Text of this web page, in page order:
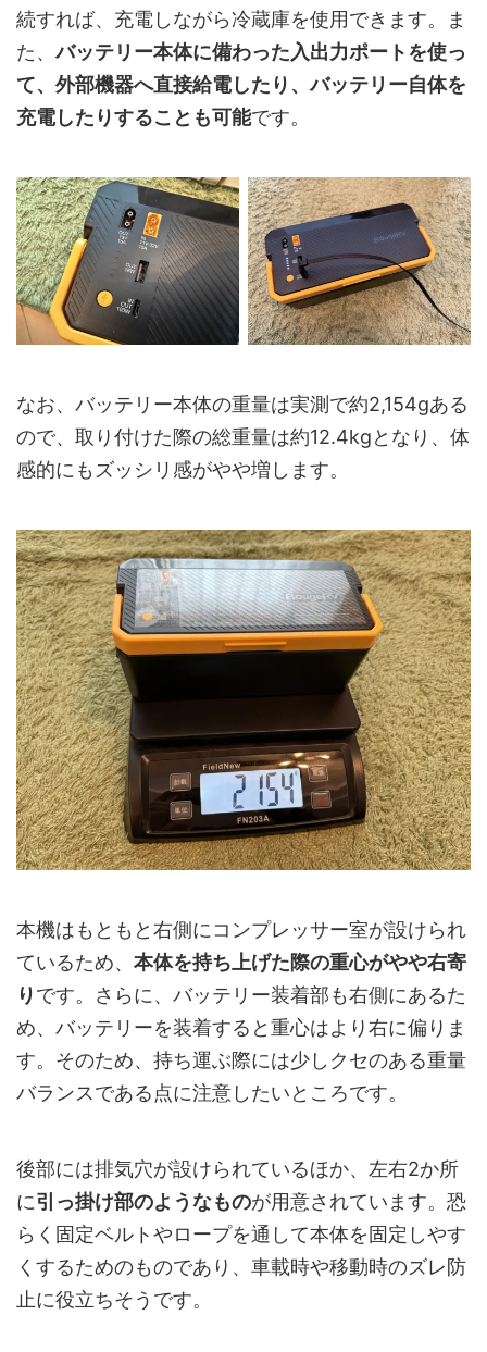
続すれば、充電しながら冷蔵庫を使用できます。ま
た、バッテリー本体に備わった入出力ポートを使っ
て、外部機器へ直接給電したり、バッテリー自体を
充電したりすることも可能です。
なお、バッテリー本体の重量は実測で約2,154gある
ので、取り付けた際の総重量は約12.4kgとなり、体
感的にもズッシリ感がやや増します。
本機はもともと右側にコンプレッサー室が設けられ
ているため、 本体を持ち上げた際の重心がやや右寄
りです。さらに、バッテリー装着部も右側にあるた
め、バッテリーを装着すると重心はより右に偏りま
す。そのため、持ち運ぶ際には少しクセのある重量
バランスである点に注意したいところです。
後部には排気穴が設けられているほか、左右2か所
に引っ掛け部のようなものが用意されています。恐
らく固定ベルトやロープを通して本体を固定しやす
くするためのものであり、車載時や移動時のズレ防
止に役立ちそうです。